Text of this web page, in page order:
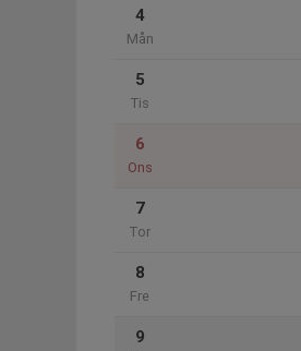
4
Mån
5
Tis
6
Ons
7
Tor
8
Fre
9